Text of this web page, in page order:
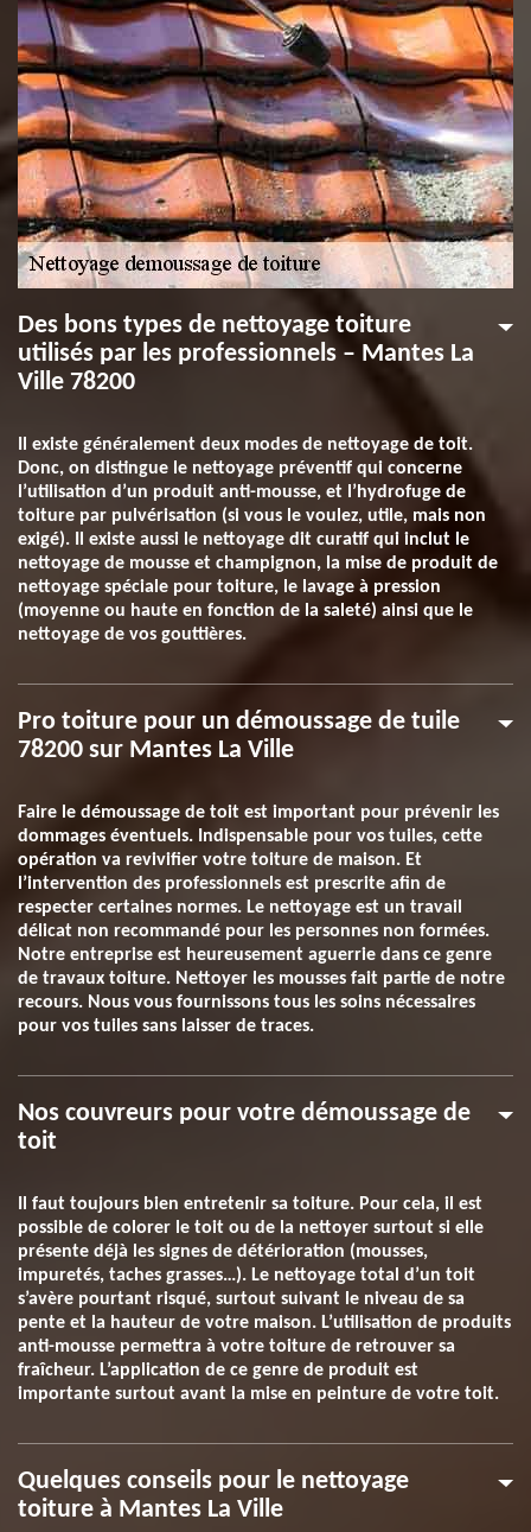
Des bons types de nettoyage toiture
utilisés par les professionnels – Mantes La
Ville 78200
Il existe généralement deux modes de nettoyage de toit.
Donc, on distingue le nettoyage préventif qui concerne
l’utilisation d’un produit anti-mousse, et l’hydrofuge de
toiture par pulvérisation (si vous le voulez, utile, mais non
exigé). Il existe aussi le nettoyage dit curatif qui inclut le
nettoyage de mousse et champignon, la mise de produit de
nettoyage spéciale pour toiture, le lavage à pression
(moyenne ou haute en fonction de la saleté) ainsi que le
nettoyage de vos gouttières.
Pro toiture pour un démoussage de tuile
78200 sur Mantes La Ville
Faire le démoussage de toit est important pour prévenir les
dommages éventuels. Indispensable pour vos tuiles, cette
opération va revivifier votre toiture de maison. Et
l’intervention des professionnels est prescrite afin de
respecter certaines normes. Le nettoyage est un travail
délicat non recommandé pour les personnes non formées.
Notre entreprise est heureusement aguerrie dans ce genre
de travaux toiture. Nettoyer les mousses fait partie de notre
recours. Nous vous fournissons tous les soins nécessaires
pour vos tuiles sans laisser de traces.
Nos couvreurs pour votre démoussage de
toit
Il faut toujours bien entretenir sa toiture. Pour cela, il est
possible de colorer le toit ou de la nettoyer surtout si elle
présente déjà les signes de détérioration (mousses,
impuretés, taches grasses…). Le nettoyage total d’un toit
s’avère pourtant risqué, surtout suivant le niveau de sa
pente et la hauteur de votre maison. L’utilisation de produits
anti-mousse permettra à votre toiture de retrouver sa
fraîcheur. L’application de ce genre de produit est
importante surtout avant la mise en peinture de votre toit.
Quelques conseils pour le nettoyage
toiture à Mantes La Ville